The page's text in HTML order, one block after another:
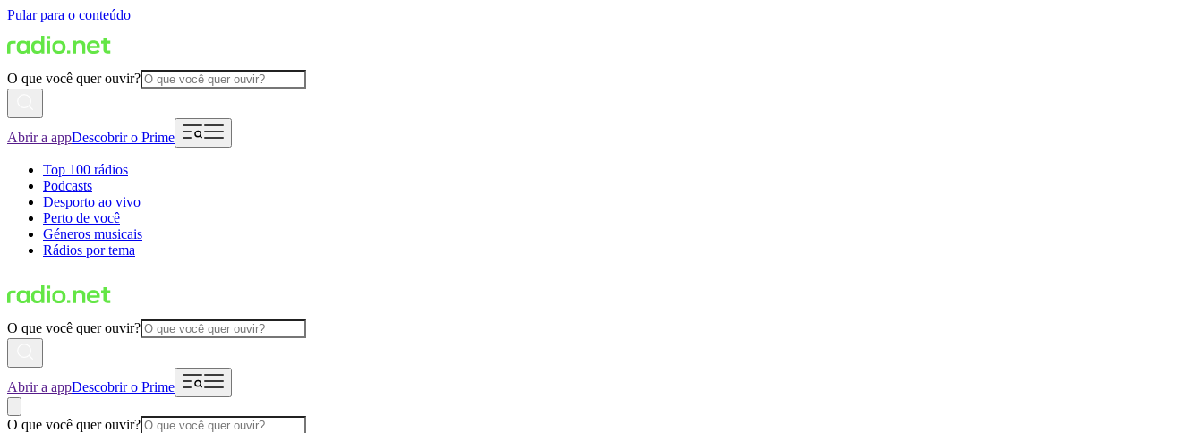
Pular para o conteúdo
O que você quer ouvir?
Abrir a appDescobrir o Prime
Top 100 rádios
Podcasts
Desporto ao vivo
Perto de você
Géneros musicais
Rádios por tema
O que você quer ouvir?
Abrir a appDescobrir o Prime
O que você quer ouvir?